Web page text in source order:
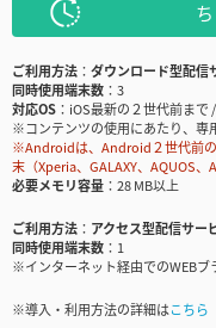
ご利用方法
ダウンロード型配信
同時使用端末数
3
対応OS
iOS最新の２世代前ま
※コンテンツの使用にあたり、専
※Androidは、Android２世代前の
末（Xperia、GALAXY、AQUOS
必要メモリ容量
28 MB以上
ご利用方法
アクセス型配信サー
同時使用端末数
1
※インターネット経由でのWEBブ
※導入・利用方法の詳細はこちら